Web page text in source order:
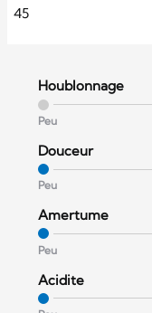
45
Houblonnage
Peu
Douceur
Peu
Amertume
Peu
Acidite